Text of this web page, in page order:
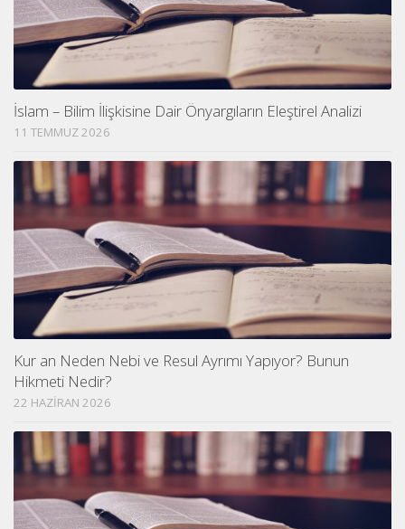
İslam – Bilim İlişkisine Dair Önyargıların Eleştirel Analizi
11 TEMMUZ 2026
Kur an Neden Nebi ve Resul Ayrımı Yapıyor? Bunun
Hikmeti Nedir?
22 HAZIRAN 2026